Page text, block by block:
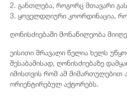
2. განთლება, როგორც მთავარი
3. ყოველდღიური კოორდინაცია,
ღონისძიებაში მონაწილეობა
ეისითი მრავალი წელია ხელს
შესაბამისად, ღონისძიებაზე
იმისთვის რომ ამ მიმართულებით
ორიენტირებულ აქტორებს.